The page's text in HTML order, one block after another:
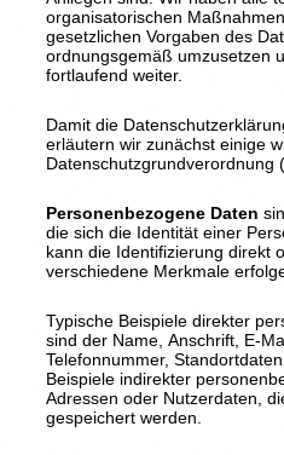
organisatorischen
gesetzlichen Vorgaben des
ordnungsgemäß umzusetzen
fortlaufend weiter.
Damit die
erläutern wir zunächst einige
Datenschutzgrundverordnung
Personenbezogene Daten
die sich die Identität einer
kann die Identifizierung direkt
verschiedene Merkmale
Typische Beispiele direkter
sind der Name, Anschrift, E-
Telefonnummer,
Beispiele indirekter
Adressen oder Nutzerdaten,
gespeichert werden.